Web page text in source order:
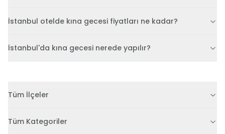
İstanbul otelde kına gecesi fiyatları ne kadar?
İstanbul'da kına gecesi nerede yapılır?
Tüm İlçeler
Tüm Kategoriler